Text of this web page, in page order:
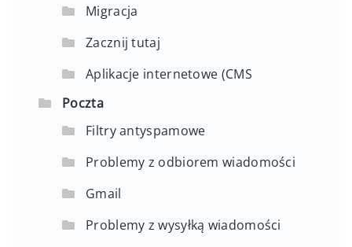
Migracja
Zacznij tutaj
Aplikacje internetowe (CMS
Poczta
Filtry antyspamowe
Problemy z odbiorem wiadomości
Gmail
Problemy z wysyłką wiadomości